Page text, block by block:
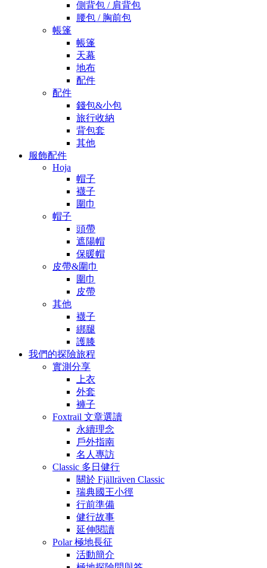
側背包 / 肩背包
腰包 / 胸前包
帳篷
帳篷
天幕
地布
配件
配件
錢包&小包
旅行收納
背包套
其他
服飾配件
Hoja
帽子
襪子
圍巾
帽子
頭帶
遮陽帽
保暖帽
皮帶&圍巾
圍巾
皮帶
其他
襪子
綁腿
護膝
我們的探險旅程
實測分享
上衣
外套
褲子
Foxtrail 文章選讀
永續理念
戶外指南
名人專訪
Classic 多日健行
關於 Fjällräven Classic
瑞典國王小徑
行前準備
健行故事
延伸閱讀
Polar 極地長征
活動簡介